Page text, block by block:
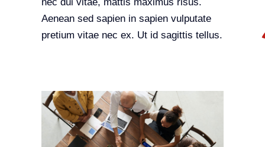
Aenean sed sapien in sapien vulputate
pretium vitae nec ex. Ut id sagittis tellus.